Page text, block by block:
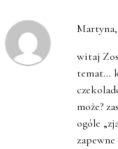
Martyna,
witaj
temat…
może?
ogóle